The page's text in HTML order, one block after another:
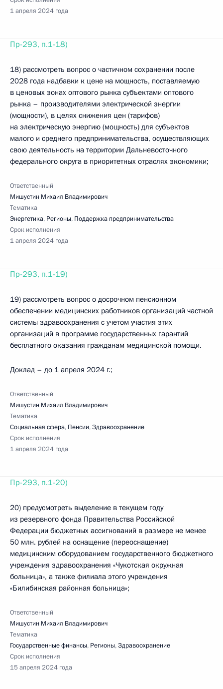
1 апреля 2024 года
Пр-293, п.1-18)
18) рассмотреть вопрос о частичном сохранении после
2028 года надбавки к цене на мощность, поставляемую
в ценовых зонах оптового рынка субъектами оптового
рынка – производителями электрической энергии
(мощности), в целях снижения цен (тарифов)
на электрическую энергию (мощность) для субъектов
малого и среднего предпринимательства, осуществляющих
свою деятельность на территории Дальневосточного
федерального округа в приоритетных отраслях экономики;
Ответственный
Мишустин Михаил Владимирович
Тематика
Энергетика, Регионы, Поддержка предпринимательства
Срок исполнения
1 апреля 2024 года
Пр-293, п.1-19)
19) рассмотреть вопрос о досрочном пенсионном
обеспечении медицинских работников организаций частной
системы здравоохранения с учетом участия этих
организаций в программе государственных гарантий
бесплатного оказания гражданам медицинской помощи.
Доклад – до 1 апреля 2024 г.;
Ответственный
Мишустин Михаил Владимирович
Тематика
Социальная сфера, Пенсии,Здравоохранение
Срок исполнения
1 апреля 2024 года
Пр-293, п.1-20)
20) предусмотреть выделение в текущем году
из резервного фонда Правительства Российской
Федерации бюджетных ассигнований в размере не менее
50 млн. рублей на оснащение (переоснащение)
медицинским оборудованием государственного бюджетного
учреждения здравоохранения «Чукотская окружная
больница», а также филиала этого учреждения
«Билибинская районная больница»;
Ответственный
Мишустин Михаил Владимирович
Тематика
Государственные финансы, Регионы,Здравоохранение
Срок исполнения
15 апреля 2024 года